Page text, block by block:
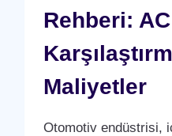
Rehberi:
Maliyetler
Otomotiv endüstrisi,